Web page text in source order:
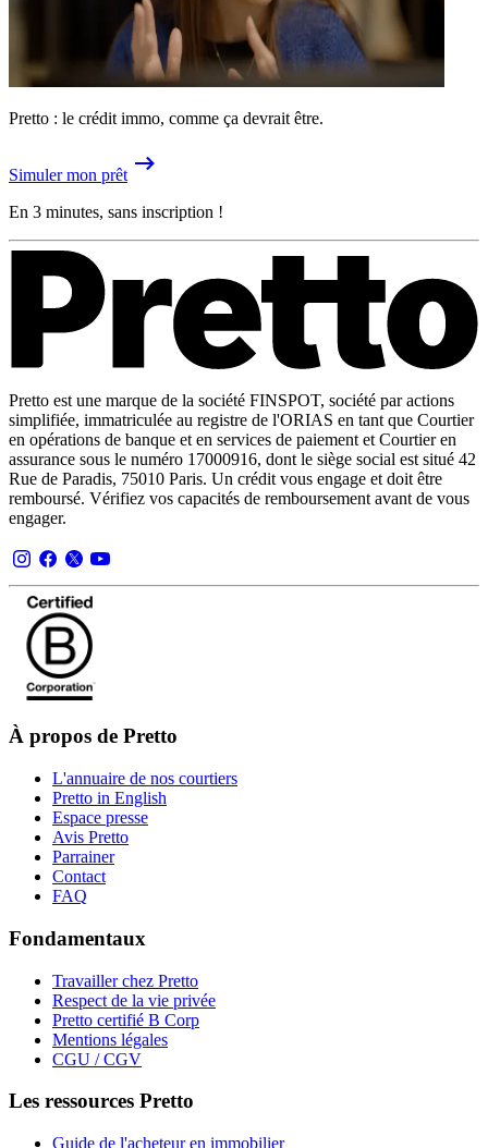
Pretto : le crédit immo, comme ça devrait être.
Simuler mon prêt
En 3 minutes, sans inscription !
Pretto est une marque de la société FINSPOT, société par actions
simplifiée, immatriculée au registre de l'ORIAS en tant que Courtier
en opérations de banque et en services de paiement et Courtier en
assurance sous le numéro 17000916, dont le siège social est situé 42
Rue de Paradis, 75010 Paris. Un crédit vous engage et doit être
remboursé. Vérifiez vos capacités de remboursement avant de vous
engager.
À propos de Pretto
L'annuaire de nos courtiers
Pretto in English
Espace presse
Avis Pretto
Parrainer
Contact
FAQ
Fondamentaux
Travailler chez Pretto
Respect de la vie privée
Pretto certifié B Corp
Mentions légales
CGU / CGV
Les ressources Pretto
Guide de l'acheteur en immobilier